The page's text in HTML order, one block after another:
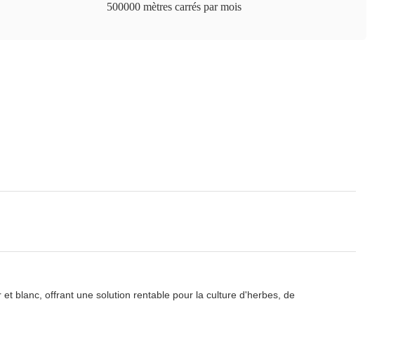
500000 mètres carrés par mois
blanc, offrant une solution rentable pour la culture d'herbes, de